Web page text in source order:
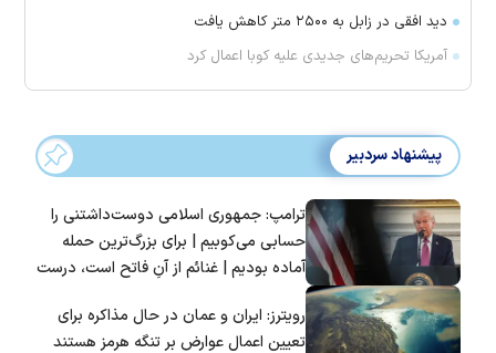
دید افقی در زابل به ۲۵۰۰ متر کاهش یافت
آمریکا تحریم‌های جدیدی علیه کوبا اعمال کرد
پیشنهاد سردبیر
ترامپ: جمهوری اسلامی دوست‌داشتنی را
حسابی می‌کوبیم | برای بزرگ‌ترین حمله
آماده بودیم | غنائم از آنِ فاتح است، درست
رویترز: ایران و عمان در حال مذاکره برای
تعیین اعمال عوارض بر تنگه هرمز هستند